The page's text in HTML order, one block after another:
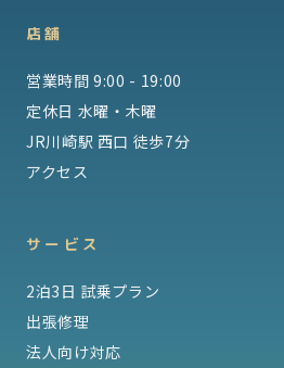
店舗
営業時間 9:00 - 19:00
定休日 水曜・木曜
JR川崎駅 西口 徒歩7分
アクセス
サービス
2泊3日 試乗プラン
出張修理
法人向け対応